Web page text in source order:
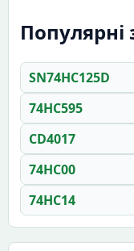
Популярні
SN74HC125D
74HC595
CD4017
74HC00
74HC14